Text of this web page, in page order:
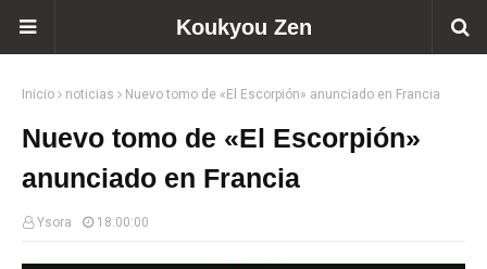
Koukyou Zen
Inicio noticias Nuevo tomo de «El Escorpión» anunciado en Francia
Nuevo tomo de «El Escorpión»
anunciado en Francia
Ysora 18:00:00